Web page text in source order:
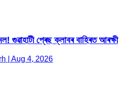
গুৱাহাটী প্ৰেছ ক্লাবৰ বাহিৰত আৰক্ষী
| Aug 4, 2026